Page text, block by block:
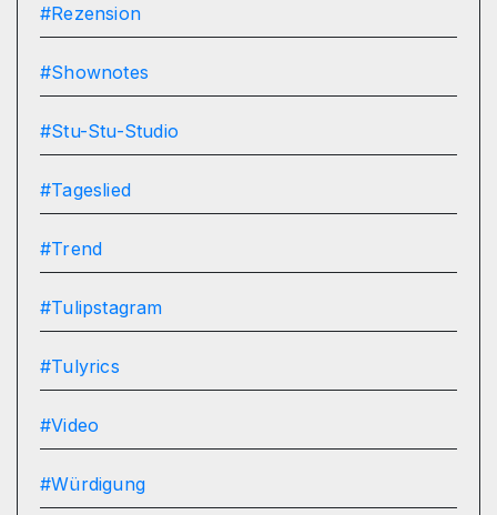
#Rezension
#Shownotes
#Stu-Stu-Studio
#Tageslied
#Trend
#Tulipstagram
#Tulyrics
#Video
#Würdigung